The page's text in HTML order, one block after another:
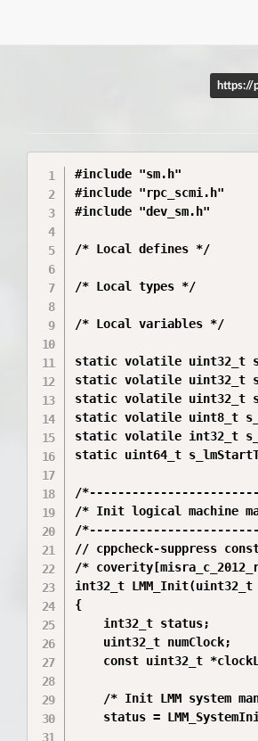
https://
#include "sm.h"
#include "rpc_scmi.h"
#include "dev_sm.h"
/* Local defines */
/* Local types */
/* Local variables */
static volatile uint32_t
static volatile uint32_t
static volatile uint32_t
static volatile uint8_t
static volatile int32_t
static uint64_t
/
/* Init logical
/
// cppcheck-suppress
/*
int32_t
{
    int32_t status;
    uint32_t numClock;
const uint32_t
/* Init LMM system
status =